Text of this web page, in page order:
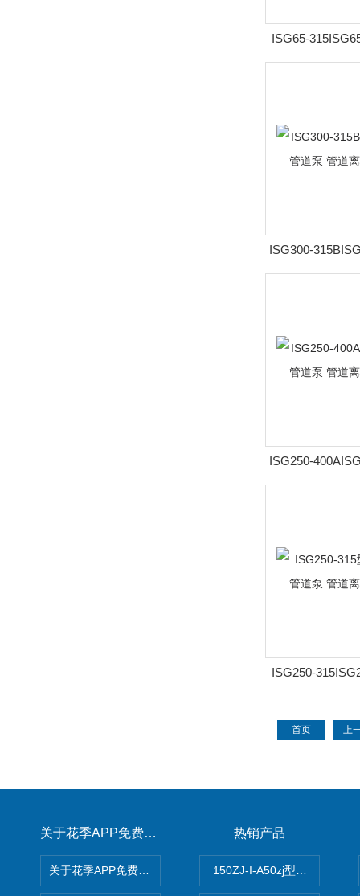
ISG65-
立式管道泵 管
ISG300-
转速立式管道泵
ISG250-
转速立式管道泵
ISG250-
首页 上
关于花季APP免费下载 热销产品
150ZJ-I-A50zj型花季传媒